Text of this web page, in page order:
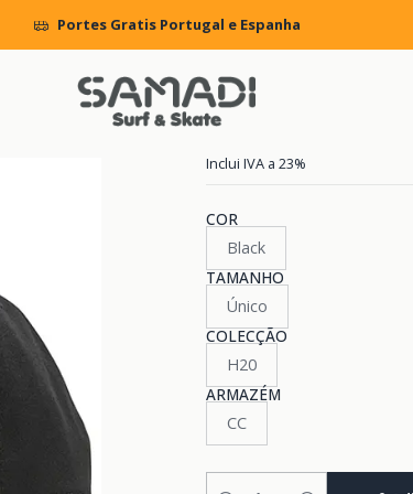
Portes Gratis Portugal e Espanha
ACCESSORIES MENS Hats Boné DC AC/DC Snapback
|
Boné DC
Inclui IVA a 23%
COR
Black
TAMANHO
Único
COLECÇÃO
H20
ARMAZÉM
CC